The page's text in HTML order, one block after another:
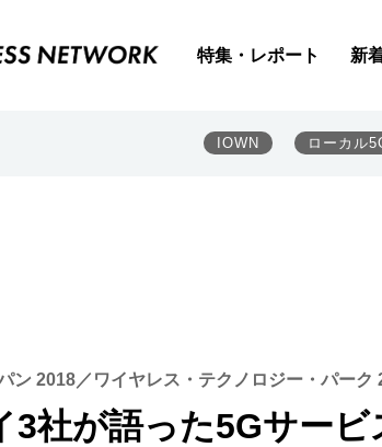
特集・レポート 新
IOWN ローカル
ン 2018／ワイヤレス・テクノロジー・パーク
3社が語った5Gサー